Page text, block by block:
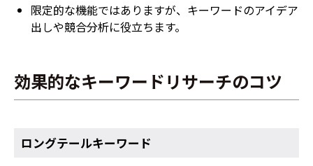
限定的な機能ではありますが、キーワードのアイデア
出しや競合分析に役立ちます。
効果的なキーワードリサーチのコツ
ロングテールキーワード